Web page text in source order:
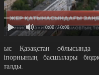
0:00 / 0:00
Қазақстан облысында
басшылары